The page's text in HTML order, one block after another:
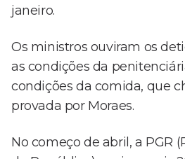
janeiro.
Os ministros ouviram os
as condições da
condições da comida, que
provada por Moraes.
No começo de abril, a PGR